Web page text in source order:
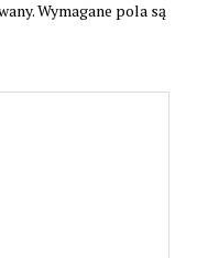
Wymagane pola są